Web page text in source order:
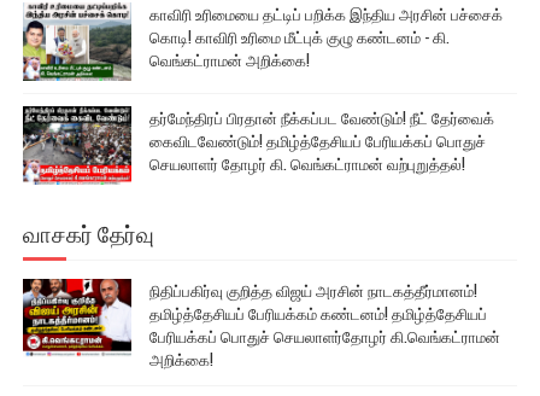
காவிரி உரிமையை தட்டிப் பறிக்க இந்திய அரசின் பச்சைக்
கொடி! காவிரி உரிமை மீட்புக் குழு கண்டனம் - கி.
வெங்கட்ராமன் அறிக்கை!
தர்மேந்திரப் பிரதான் நீக்கப்பட வேண்டும்! நீட் தேர்வைக்
கைவிடவேண்டும்! தமிழ்த்தேசியப் பேரியக்கப் பொதுச்
செயலாளர் தோழர் கி. வெங்கட்ராமன் வற்புறுத்தல்!
வாசகர் தேர்வு
நிதிப்பகிர்வு குறித்த விஜய் அரசின் நாடகத்தீர்மானம்!
தமிழ்த்தேசியப் பேரியக்கம் கண்டனம்! தமிழ்த்தேசியப்
பேரியக்கப் பொதுச் செயலாளர்தோழர் கி.வெங்கட்ராமன்
அறிக்கை!